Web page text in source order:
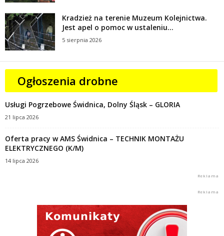
Kradzież na terenie Muzeum Kolejnictwa.
Jest apel o pomoc w ustaleniu...
5 sierpnia 2026
Ogłoszenia drobne
Usługi Pogrzebowe Świdnica, Dolny Śląsk – GLORIA
21 lipca 2026
Oferta pracy w AMS Świdnica – TECHNIK MONTAŻU
ELEKTRYCZNEGO (K/M)
14 lipca 2026